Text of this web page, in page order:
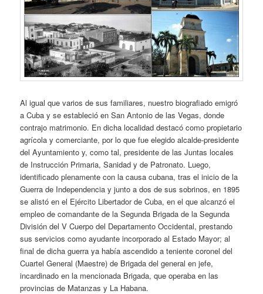
Al igual que varios de sus familiares, nuestro biografiado emigró
a Cuba y se estableció en San Antonio de las Vegas, donde
contrajo matrimonio. En dicha localidad destacó como propietario
agrícola y comerciante, por lo que fue elegido alcalde-presidente
del Ayuntamiento y, como tal, presidente de las Juntas locales
de Instrucción Primaria, Sanidad y de Patronato. Luego,
identificado plenamente con la causa cubana, tras el inicio de la
Guerra de Independencia y junto a dos de sus sobrinos, en 1895
se alistó en el Ejército Libertador de Cuba, en el que alcanzó el
empleo de comandante de la Segunda Brigada de la Segunda
División del V Cuerpo del Departamento Occidental, prestando
sus servicios como ayudante incorporado al Estado Mayor; al
final de dicha guerra ya había ascendido a teniente coronel del
Cuartel General (Maestre) de Brigada del general en jefe,
incardinado en la mencionada Brigada, que operaba en las
provincias de Matanzas y La Habana.